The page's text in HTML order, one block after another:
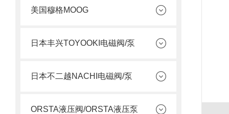
美国穆格MOOG
日本丰兴TOYOOKI电磁阀/泵
日本不二越NACHI电磁阀/泵
ORSTA液压阀/ORSTA液压泵